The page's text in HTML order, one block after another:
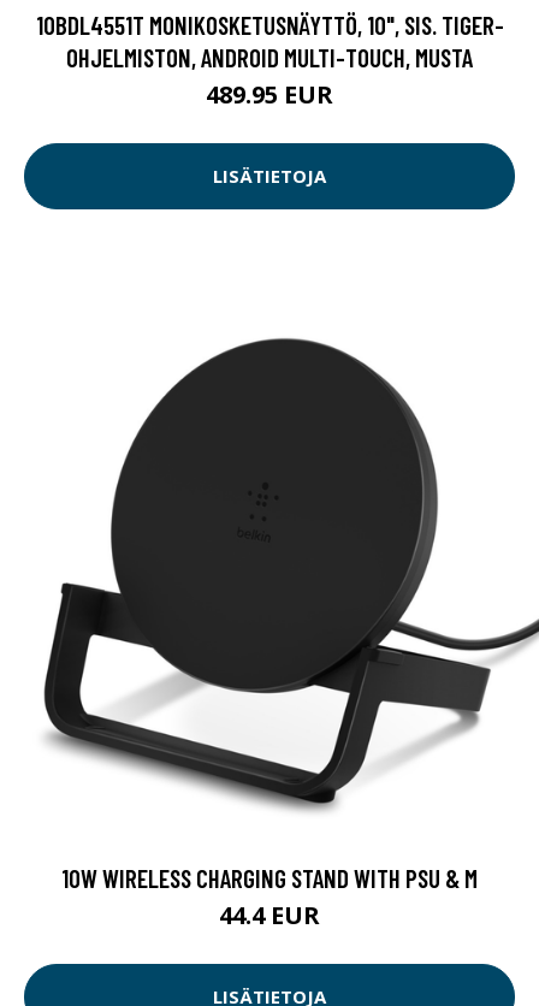
10BDL4551T MONIKOSKETUSNÄYTTÖ, 10", SIS. TIGER-
OHJELMISTON, ANDROID MULTI-TOUCH, MUSTA
489.95 EUR
LISÄTIETOJA
10W WIRELESS CHARGING STAND WITH PSU & M
44.4 EUR
LISÄTIETOJA